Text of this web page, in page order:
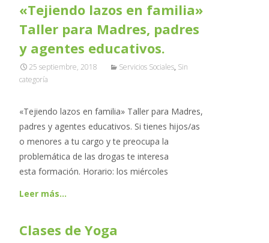
«Tejiendo lazos en familia»
Taller para Madres, padres
y agentes educativos.
25 septiembre, 2018 Servicios Sociales, Sin
categoría
«Tejiendo lazos en familia» Taller para Madres,
padres y agentes educativos. Si tienes hijos/as
o menores a tu cargo y te preocupa la
problemática de las drogas te interesa
esta formación. Horario: los miércoles
Leer más…
Clases de Yoga